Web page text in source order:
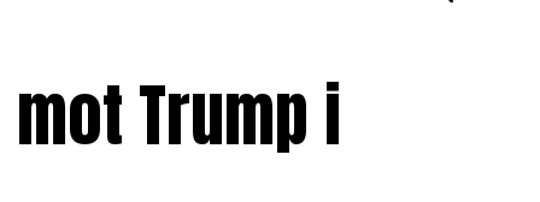
Trump i